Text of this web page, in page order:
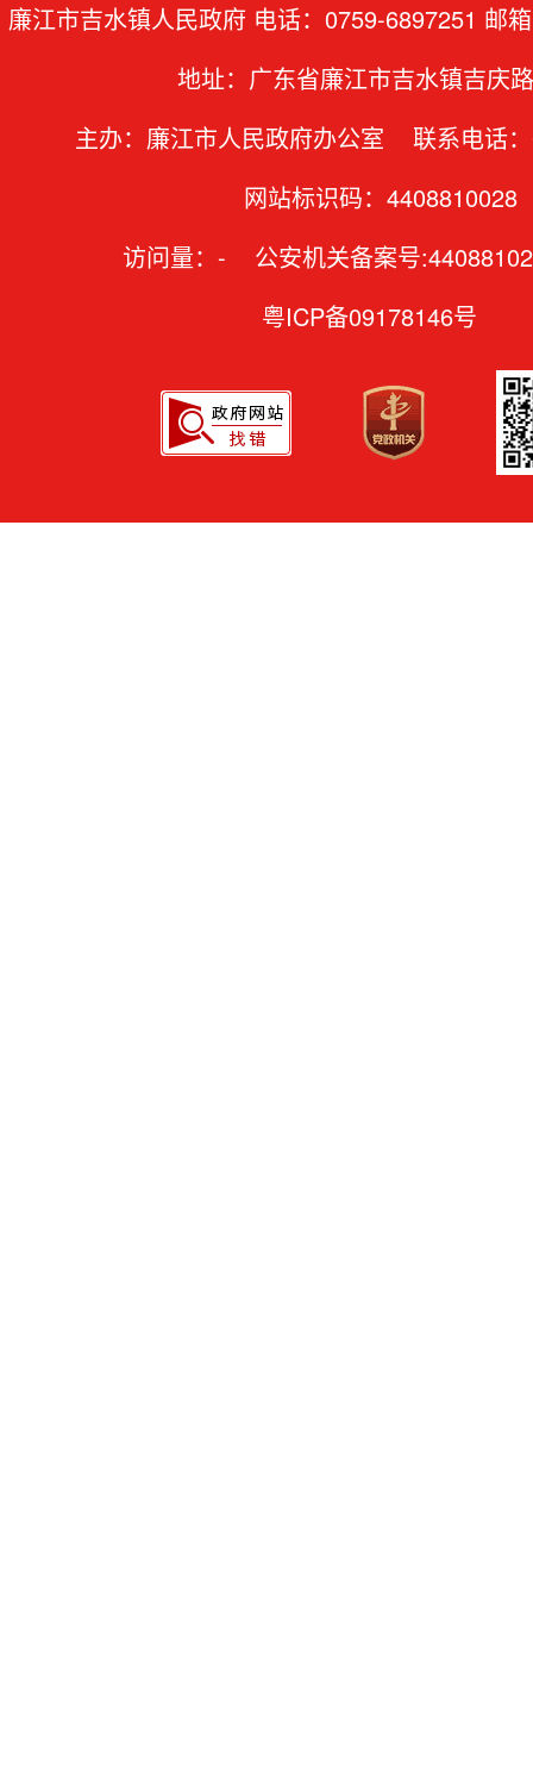
廉江市吉水镇人民政府 电话：0759-6897251 邮
地址：广东省廉江市吉水镇吉庆
主办：廉江市人民政府办公室 联系电话
网站标识码：4408810028
访问量： - 公安机关备案号
粤ICP备09178146号